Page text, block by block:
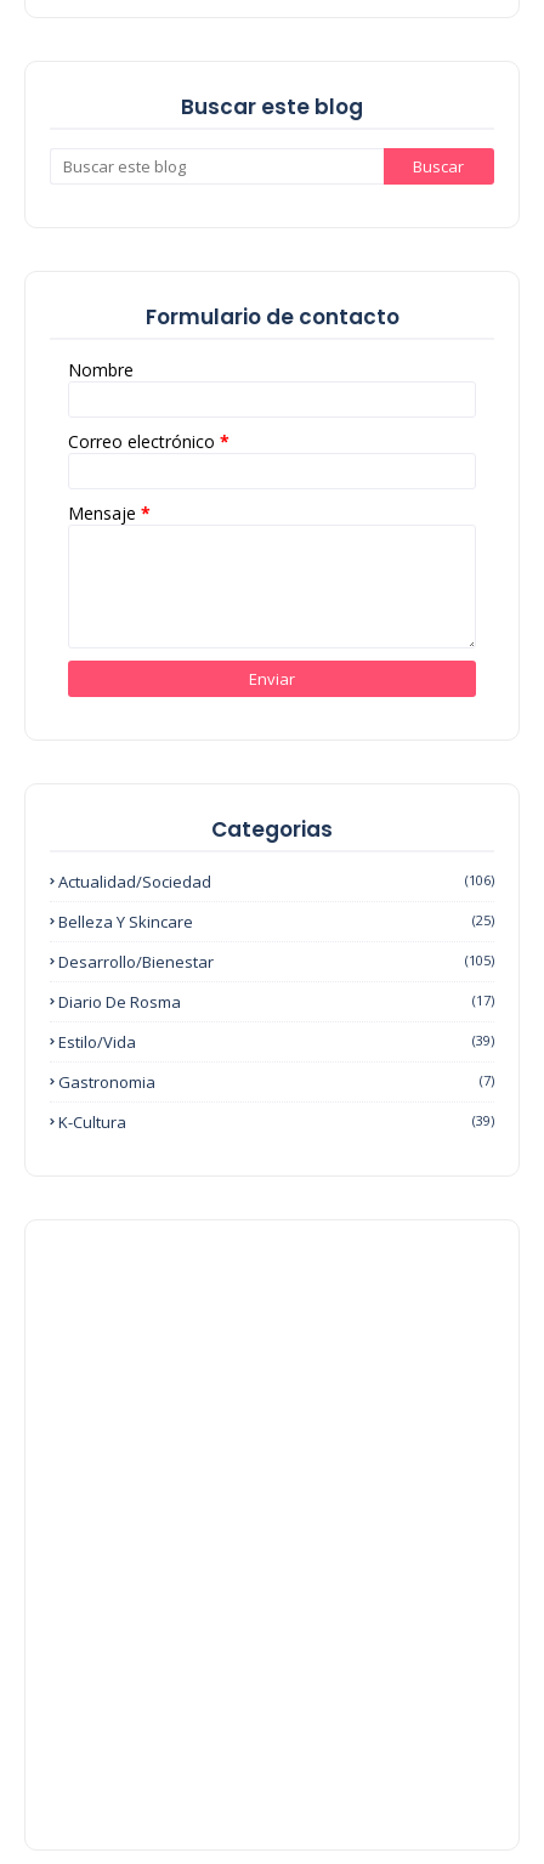
Buscar este blog
Formulario de contacto
Nombre
Correo electrónico *
Mensaje *
Categorias
Actualidad/Sociedad (106)
Belleza Y Skincare (25)
Desarrollo/Bienestar (105)
Diario De Rosma (17)
Estilo/Vida (39)
Gastronomia (7)
K-Cultura (39)